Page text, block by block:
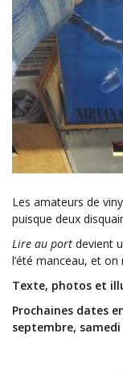
Les amateurs de
puisque deux
Lire au port devient
l’été manceau, et on
Texte, photos et
Prochaines dates
septembre,